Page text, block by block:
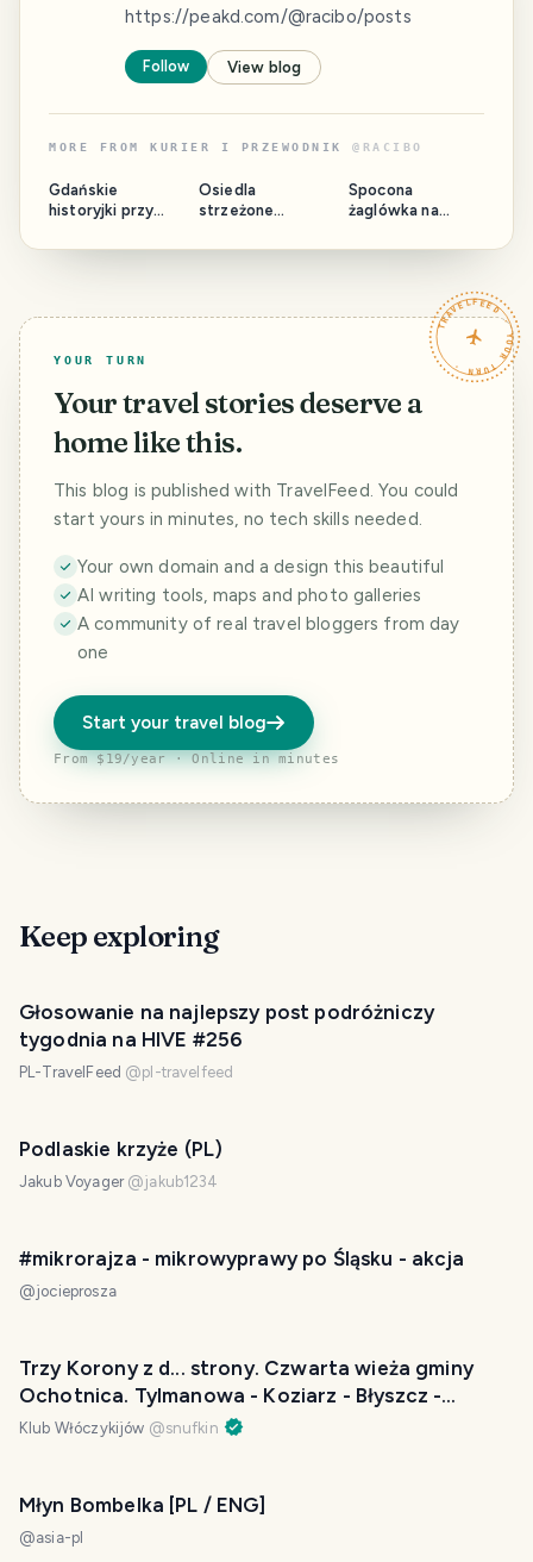
https://peakd.com/@racibo/posts
Follow View blog
MORE FROM KURIER I PRZEWODNIK @ RACIBO
Gdańskie
historyjki przy
jedzenia
Osiedla
strzeżone
- przegląd
Spocona
żaglówka na
czyli niedzielne
kurier rowerowyTRAVELFEED · YOUR TURN ·
YOUR TURN
Your travel stories deserve a
home like this.
This blog is published with TravelFeed. You could
start yours in minutes, no tech skills needed.
Your own domain and a design this beautiful
AI writing tools, maps and photo galleries
A community of real travel bloggers from day
one
Start your travel blog
From $19/year · Online in minutes
Keep exploring
Głosowanie na najlepszy post podróżniczy
tygodnia na HIVE #256
PL-TravelFeed @pl-travelfeed
Podlaskie krzyże (PL)
Jakub Voyager @jakub1234
#mikrorajza - mikrowyprawy po Śląsku - akcja
@jocieprosza
Trzy Korony z d... strony. Czwarta wieża gminy
Ochotnica. Tylmanowa - Koziarz - Błyszcz -
Szczawnica.
Klub Włóczykijów @snufkin
Młyn Bombelka [PL / ENG]
@asia-pl